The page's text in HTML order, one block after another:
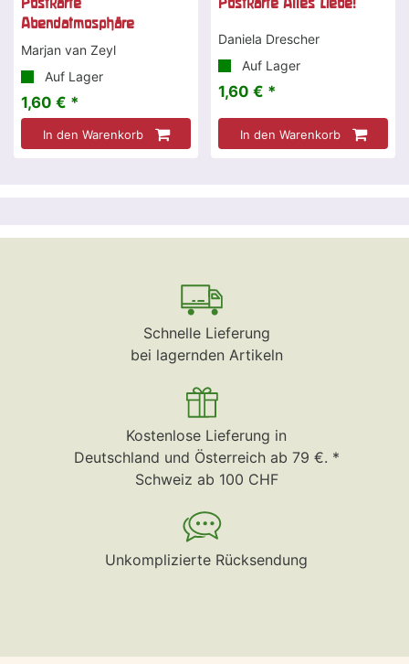
Abendatmosphäre
Marjan van Zeyl
Auf Lager
1,60 € *
In den Warenkorb
Daniela Drescher
Auf Lager
1,60 € *
In den Warenkorb
Schnelle Lieferung
bei lagernden Artikeln
Kostenlose Lieferung in
Deutschland und Österreich ab 79 €. *
Schweiz ab 100 CHF
Unkomplizierte Rücksendung